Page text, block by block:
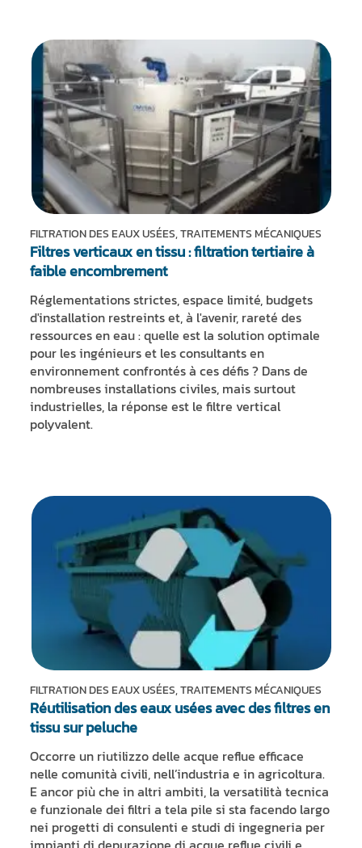
FILTRATION DES EAUX USÉES, TRAITEMENTS MÉCANIQUES
Filtres verticaux en tissu : filtration tertiaire à
faible encombrement
Réglementations strictes, espace limité, budgets
d'installation restreints et, à l'avenir, rareté des
ressources en eau : quelle est la solution optimale
pour les ingénieurs et les consultants en
environnement confrontés à ces défis ? Dans de
nombreuses installations civiles, mais surtout
industrielles, la réponse est le filtre vertical
polyvalent.
FILTRATION DES EAUX USÉES, TRAITEMENTS MÉCANIQUES
Réutilisation des eaux usées avec des filtres en
tissu sur peluche
Occorre un riutilizzo delle acque reflue efficace
nelle comunità civili, nell’industria e in agricoltura.
E ancor più che in altri ambiti, la versatilità tecnica
e funzionale dei filtri a tela pile si sta facendo largo
nei progetti di consulenti e studi di ingegneria per